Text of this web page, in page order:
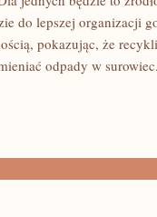
do lepszej organizacji
pokazując, że
odpady w